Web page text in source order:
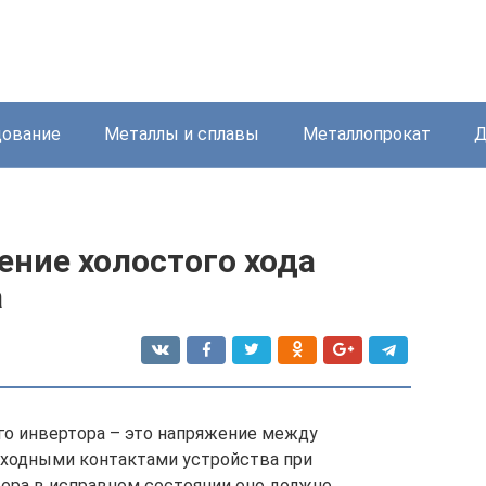
Металлы и сплавы Металлопрокат
холостого хода
инвертора – это напряжение между
контактами устройства при